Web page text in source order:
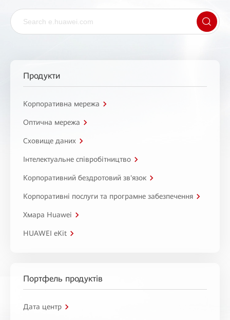
Продукти
Корпоративна мережа
Оптична мережа
Сховище даних
Інтелектуальне співробітництво
Корпоративний бездротовий зв'язок
Корпоративні послуги та програмне забезпечення
Хмара Huawei
HUAWEI eKit
Портфель продуктів
Дата центр